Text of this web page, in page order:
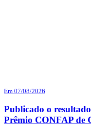
Em 07/08/2026
Publicado o
Prêmio CONFAP de